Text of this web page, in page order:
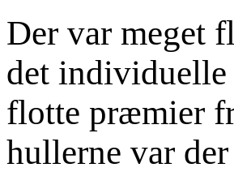
Der var meget
det individuelle
flotte præmier
hullerne var